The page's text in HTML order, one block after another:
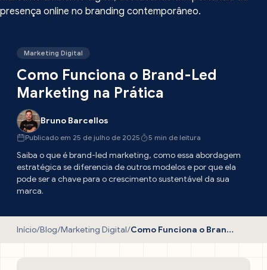
Marketing Digital
Como Funciona o Brand-Led
Marketing na Prática
Bruno Barcellos
Publicado em 25 de julho de 2025 5 min de leitura
Saiba o que é brand-led marketing, como essa abordagem
estratégica se diferencia de outros modelos e por que ela
pode ser a chave para o crescimento sustentável da sua
marca.
Início/Blog/Marketing Digital/ Como Funciona o Brand-Led Marketing na Prática